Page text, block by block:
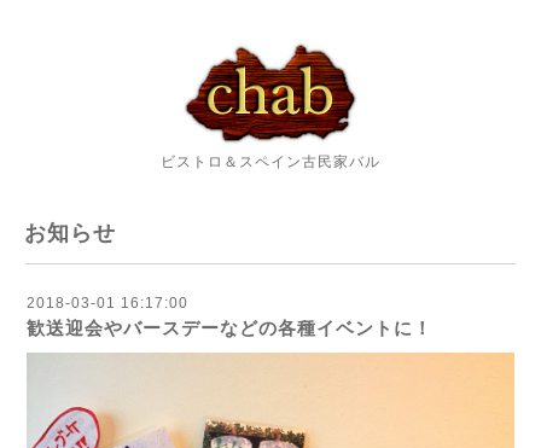
ビストロ＆スペイン古民家バル
お知らせ
2018-03-01 16:17:00
歓送迎会やバースデーなどの各種イベントに！